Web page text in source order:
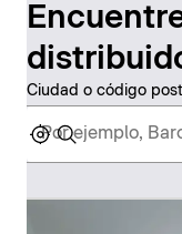
Ciudad o código